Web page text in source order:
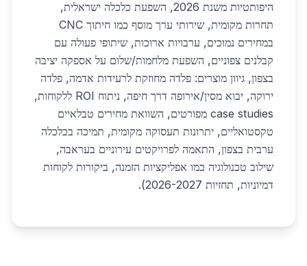
היפותטיות משנת 2026, השפעת כלכלה ישראלית,
תחרות מקומית, שירותי ערך מוסף כמו חיתוך CNC
במחירים נמוכים, ערבויות ארוכות, שיתופי פעולה עם
קבלנים צפוניים, השפעת מלחמות/שלום על אספקה יציבה
בצפון, גיוון מוצרים: פלדה מחוזקת לרעידות אדמה, פלדה
ירוקה, יבוא מסין/אירופה דרך חיפה, ניתוח ROI ללקוחות,
case studies מפורטים, השוואת מחירים טבלאיים
טקסטואליים, יתרונות תעסוקה מקומית, תמיכה בכלכלה
ערבית בצפון, התאמה לפרויקטים עירוניים בעראבה,
שילוב טכנולוגיה כמו אפליקציות הזמנה, ביקורות לקוחות
דמיוניות, תחזיות 2026-2027).